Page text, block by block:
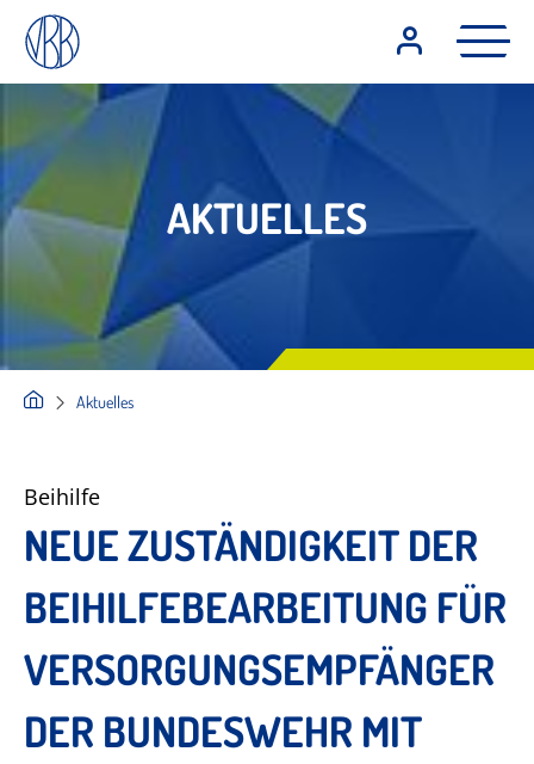
AKTUELLES
Aktuelles
Beihilfe
NEUE ZUSTÄNDIGKEIT DER
BEIHILFEBEARBEITUNG FÜR
VERSORGUNGSEMPFÄNGER
DER BUNDESWEHR MIT